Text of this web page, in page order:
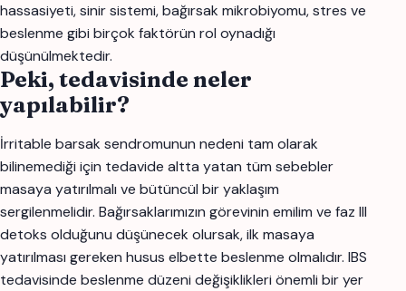
hassasiyeti, sinir sistemi, bağırsak mikrobiyomu, stres ve
beslenme gibi birçok faktörün rol oynadığı
düşünülmektedir.
Peki, tedavisinde neler
yapılabilir?
İrritable barsak sendromunun nedeni tam olarak
bilinemediği için tedavide altta yatan tüm sebebler
masaya yatırılmalı ve bütüncül bir yaklaşım
sergilenmelidir. Bağırsaklarımızın görevinin emilim ve faz III
detoks olduğunu düşünecek olursak, ilk masaya
yatırılması gereken husus elbette beslenme olmalıdır. IBS
tedavisinde beslenme düzeni değişiklikleri önemli bir yer